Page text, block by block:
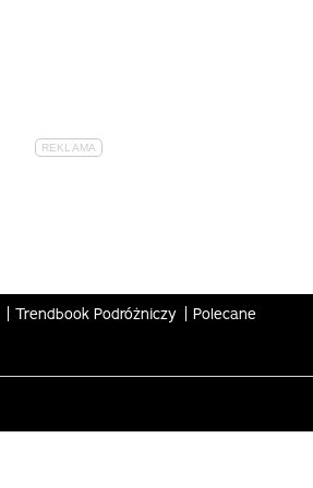
Trendbook Podróżniczy Polecane